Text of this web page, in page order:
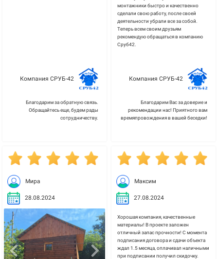
Компания СРУБ-42
Благодарим за обратную связь.
Обращайтесь еще, будем рады
сотрудничеству.
монтажники быстро и качественно
сделали свою работу, после своей
деятельности убрали все за собой.
Теперь всем своим друзьям
рекомендую обращаться в компанию
Сруб42.
Компания СРУБ-42
Благодарим Вас за доверие и
рекомендации нас! Приятного вам
времяпровождения в вашей беседки!
Мира
28.08.2024
Максим
27.08.2024
Хорошая компания, качественные
материалы! В проекте заложен
отличный запас прочности! С момента
подписания договора и сдачи объекта
ждал 1.5 месяца, оплачивал наличными
при подписании получил скидочку.